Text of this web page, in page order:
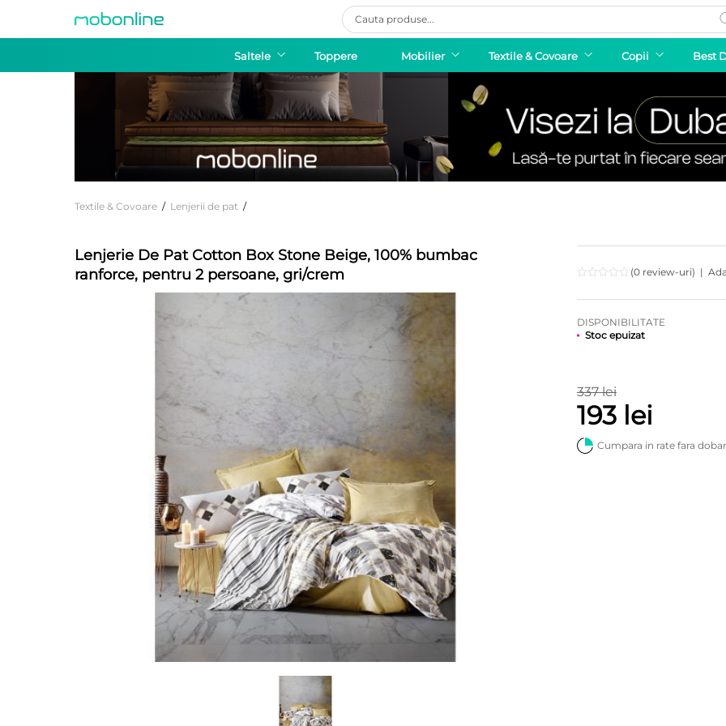
Products
search
Saltele Toppere Mobilier Textile & Covoare Copii Best
Textile & Covoare / Lenjerii de pat /
Lenjerie De Pat Cotton Box Stone Beige, 100% bumbac
ranforce, pentru 2 persoane, gri/crem
(0 review-uri) |
DISPONIBILITATE
Stoc epuizat
337 lei
193 lei
Cumpara in rate fara